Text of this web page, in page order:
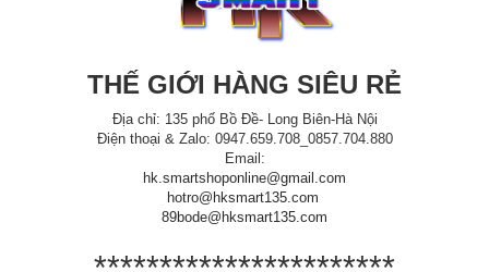
THẾ GIỚI HÀNG SIÊU RẺ
Địa chỉ: 135 phố Bồ Đề- Long Biên-Hà Nội
Điện thoại & Zalo: 0947.659.708_0857.704.880
Email:
hk.smartshoponline@gmail.com
hotro@hksmart135.com
89bode@hksmart135.com